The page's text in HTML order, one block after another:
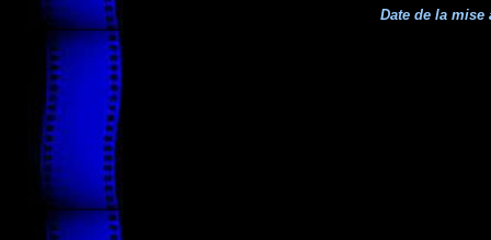
Date de la